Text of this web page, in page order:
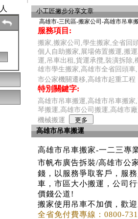
人 小工匠撇步分享文章
高雄市-三民區-搬家公司-高雄市吊車
服務項目:
搬家,搬家公司,學生搬家,全省回
個人自助搬家,展場佈置搬運,搬
運,吊車出租,貨運承攬,裝潢拆除,
雄市學生搬家,高雄市全省回頭
市公家機關遷移,高雄市起重工程
特別關鍵字:
高雄市吊車搬運,高雄市吊車搬
琴搬運,高雄市公司搬運,高雄市
機械搬運
高雄市吊車搬運
高雄市吊車搬家-一二三專
市帆布廣告拆裝/高雄市公
錢，以服務爭取客戶，服
車，市區大小搬運，公司
價錢公道!
搬家使用吊車不加價，歡
全省免付費專線： 0800-